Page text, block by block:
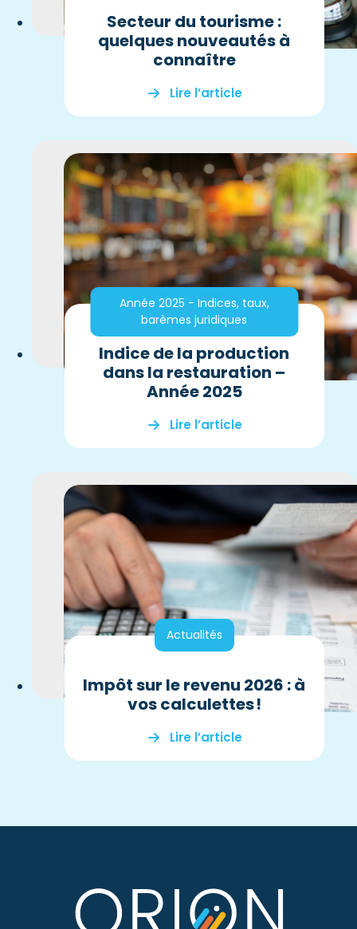
Secteur du tourisme :
quelques nouveautés à
connaître
Lire l’article
Année 2025 - Indices, taux,
barèmes juridiques
Indice de la production
dans la restauration –
Année 2025
Lire l’article
Actualités
Impôt sur le revenu 2026 : à
vos calculettes !
Lire l’article